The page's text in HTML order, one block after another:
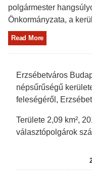
polgármester
Önkormányzata, a
Read More
Erzsébetváros
népsűrűségű
feleségéről,
Területe 2,09 km²,
választópolgárok